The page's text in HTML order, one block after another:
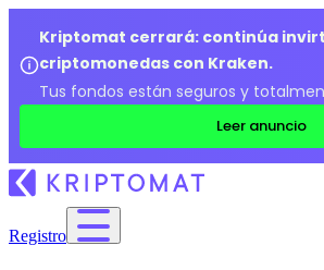
Kriptomat cerrará: continúa
criptomonedas con Kraken.
Tus fondos están seguros y
Leer anuncio
Registro